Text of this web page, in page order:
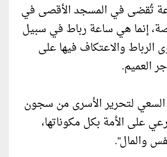
تُقضى في المسجد الأقصى في
إنما هي ساعة رباط في سبيل
الرباط والاعتكاف فيها على
العميم.
لتحرير الأسرى من سجون
على الأمة بكل مكوناتها،
والمال".